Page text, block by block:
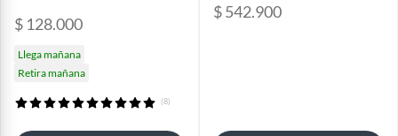
$ 128.000
Llega mañana
Retira mañana
(8)
$ 542.900